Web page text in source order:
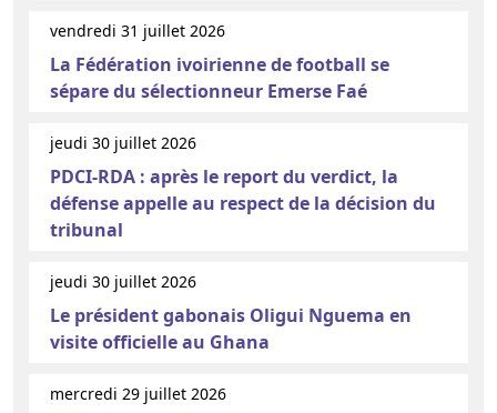
vendredi 31 juillet 2026
La Fédération ivoirienne de football se
sépare du sélectionneur Emerse Faé
jeudi 30 juillet 2026
PDCI-RDA : après le report du verdict, la
défense appelle au respect de la décision du
tribunal
jeudi 30 juillet 2026
Le président gabonais Oligui Nguema en
visite officielle au Ghana
mercredi 29 juillet 2026